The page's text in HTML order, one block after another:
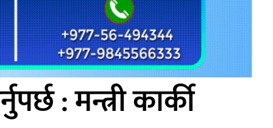
: मन्त्री कार्की